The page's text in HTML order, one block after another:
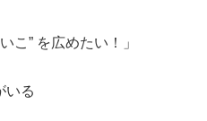
こ” を広めたい！」
いる